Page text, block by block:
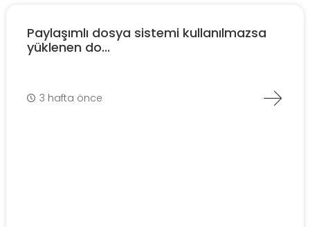
Paylaşımlı dosya sistemi kullanılmazsa
yüklenen do...
3 hafta önce